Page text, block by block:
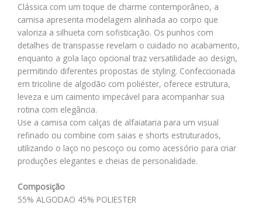
Clássica com um toque de charme contemporâneo, a
camisa apresenta modelagem alinhada ao corpo que
valoriza a silhueta com sofisticação. Os punhos com
detalhes de transpasse revelam o cuidado no acabamento,
enquanto a gola laço opcional traz versatilidade ao design,
permitindo diferentes propostas de styling. Confeccionada
em tricoline de algodão com poliéster, oferece estrutura,
leveza e um caimento impecável para acompanhar sua
rotina com elegância.
Use a camisa com calças de alfaiataria para um visual
refinado ou combine com saias e shorts estruturados,
utilizando o laço no pescoço ou como acessório para criar
produções elegantes e cheias de personalidade.
Composição
55% ALGODAO 45% POLIESTER